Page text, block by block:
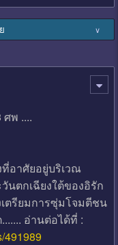
∨
ศพ ....
อาศัยอยู่บริเวณ
นตกเฉียงใต้ของอิรัก
ตรียมการซุ่มโจมตีชน
อ่านต่อได้ที่ :
491989